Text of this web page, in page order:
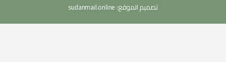
تصميم الموقع: sudanmail.online